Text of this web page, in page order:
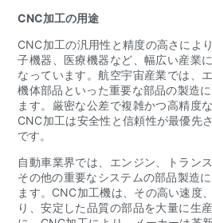
CNC加工の用途
CNC加工の汎用性と精度の高さによ
子機器、医療機器など、幅広い産業
なっています。航空宇宙産業では、
機体部品といった重要な部品の製造
ます。厳密な公差で複雑かつ高精度
CNC加工は安全性と信頼性が最優先
です。
自動車業界では、エンジン、トラン
その他の重要なシステムの部品製造
ます。CNC加工機は、その高い速度
り、安定した品質の部品を大量に生